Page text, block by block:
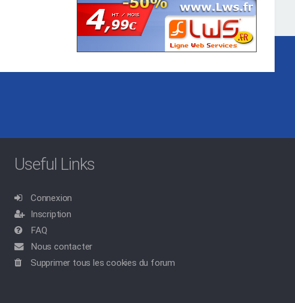
Useful Links
Connexion
Inscription
FAQ
Nous contacter
Supprimer tous les cookies du forum